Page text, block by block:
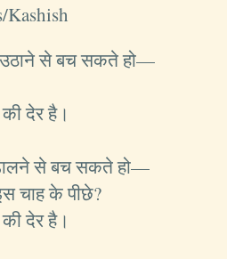
Kashish
उठाने से बच सकते हो—
देर है।
से बच सकते हो—
चाह के पीछे?
देर है।